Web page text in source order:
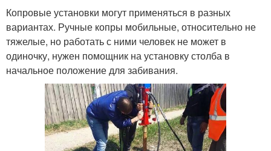
Копровые установки могут применяться в разных
вариантах. Ручные копры мобильные, относительно не
тяжелые, но работать с ними человек не может в
одиночку, нужен помощник на установку столба в
начальное положение для забивания.